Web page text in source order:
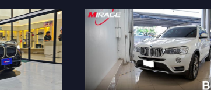
QLED ความละเอียด 2400×900 /
สีสันคมชัดทุกรายละเอียด ระบบปฏิ
Android V.14 ใหม่ล่าสุด ใช้งานลื่นไ
พลัง CPU Snapdragon 685 เร็ว แร
สะดุด ความจุจัดเต็ม RAM 8GB /
256GB โหลดแอปได้จุใจ รองรับการใ
มการ์ด ใช้อินเทอร์เน็ตได้ทุกที่ ทุกเว